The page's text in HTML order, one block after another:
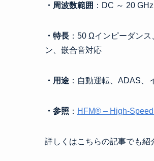
・周波数範囲 ：DC ～ 20 GHz
・特長 ：50 Ωインピーダン
ン、嵌合音対応
・用途 ：自動運転、ADAS
・参照 ： HFM® – High-
詳しくはこちらの記事でも紹